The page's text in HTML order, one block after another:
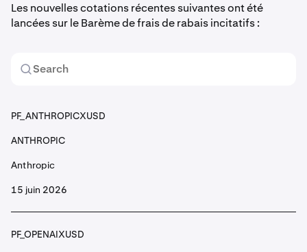
DoubleZero
PF_ACEUSD
Les nouvelles cotations récentes suivantes ont été
lancées sur le Barème de frais de rabais incitatifs :
PF_ANTHROPICXUSD
ANTHROPIC
Anthropic
15 juin 2026
PF_OPENAIXUSD